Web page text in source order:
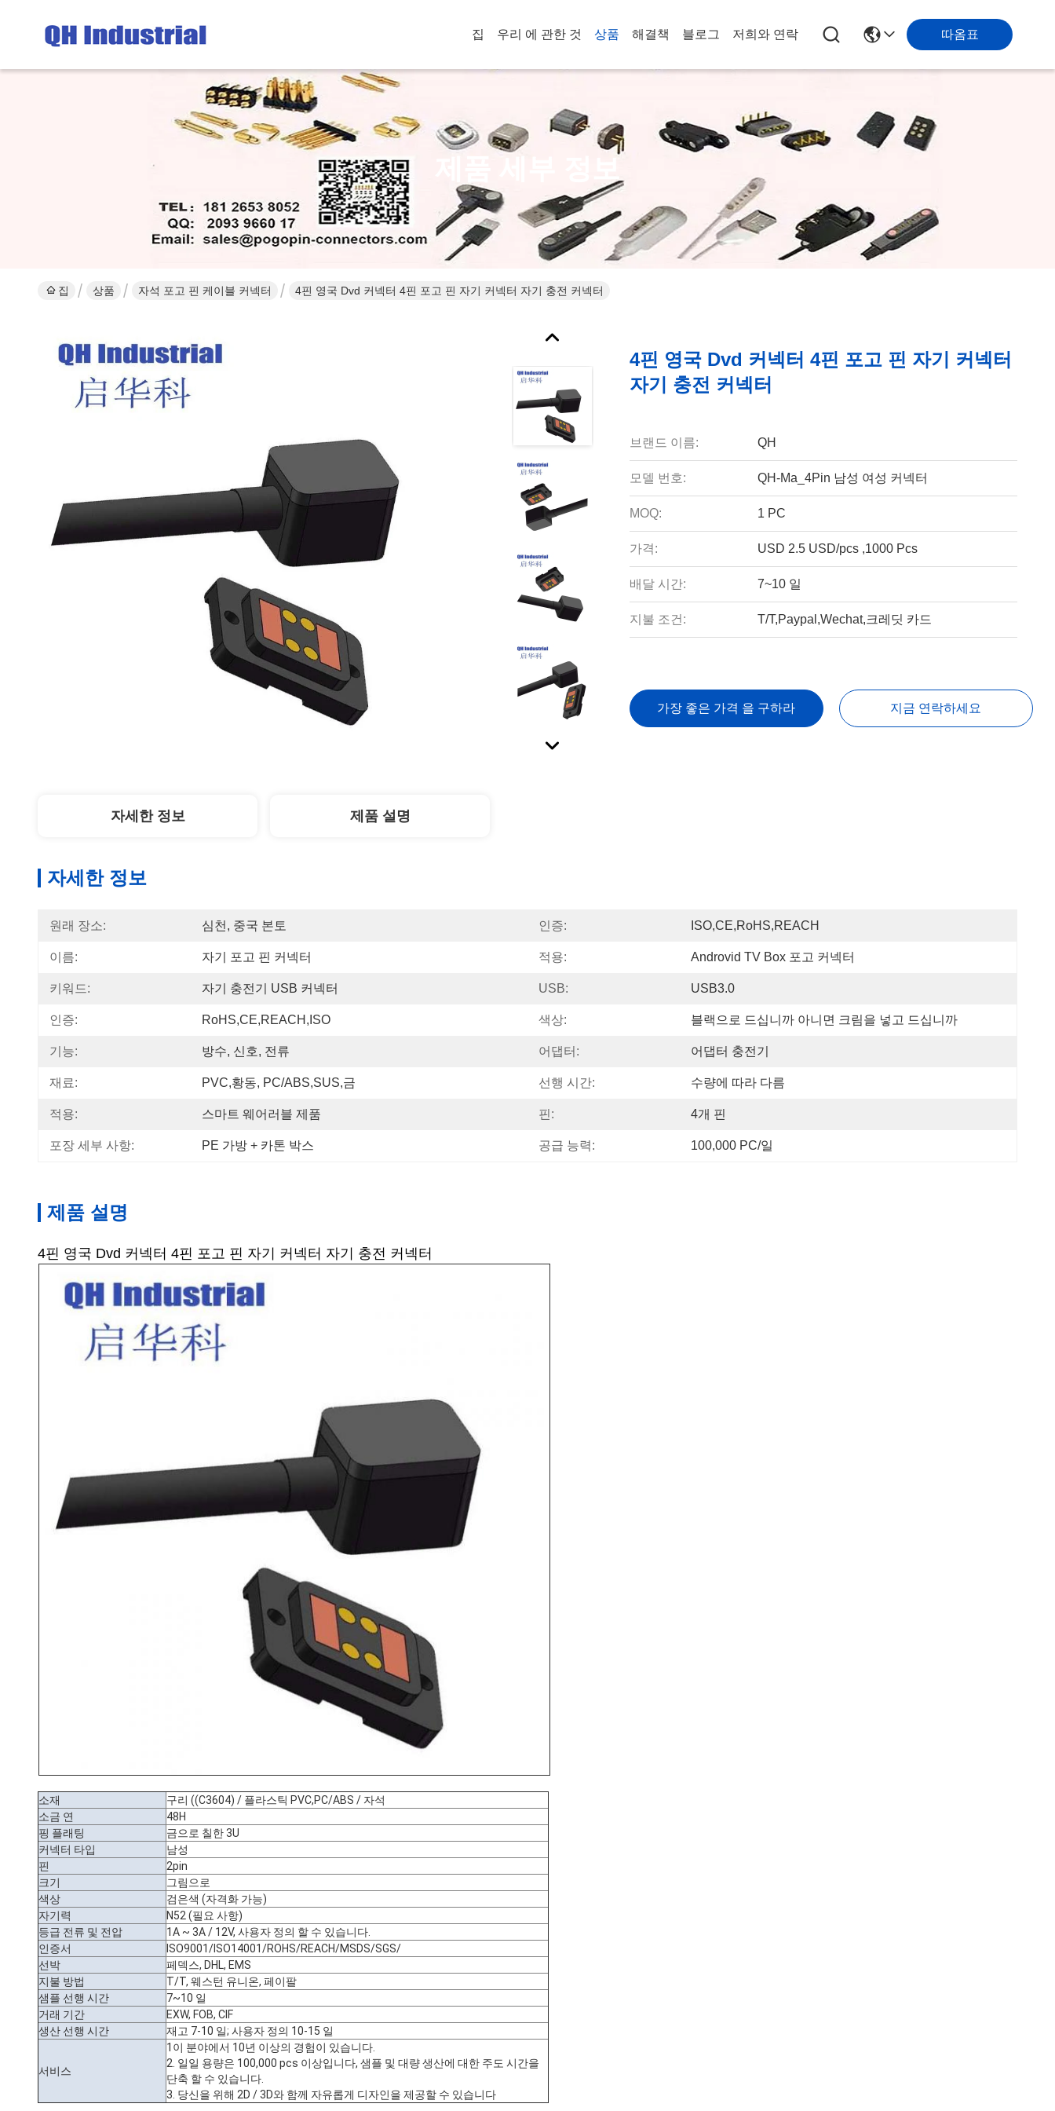
집 우리 에 관한 것 상품 해결책 블로그 저희와 연락 따옴표
집 상품 자석 포고 핀 케이블 커넥터 4핀 영국 Dvd 커넥터 4핀 포고 핀 자기 커넥터 자기 충전 커넥터
4핀 영국 Dvd 커넥터 4핀 포고 핀 자기 커넥터
자기 충전 커넥터
브랜드 이름: QH
모델 번호: QH-Ma_4Pin 남성 여성 커넥터
MOQ: 1 PC
가격: USD 2.5 USD/pcs ,1000 Pcs
배달 시간: 7~10 일
지불 조건: T/T,Paypal,Wechat,크레딧 카드
가장 좋은 가격 을 구하라 지금 연락하세요
자세한 정보 제품 설명
자세한 정보
원래 장소: 심천, 중국 본토 인증: ISO,CE,RoHS,REACH
이름: 자기 포고 핀 커넥터 적용: Androvid TV Box 포고 커넥터
키워드: 자기 충전기 USB 커넥터 USB: USB3.0
인증: RoHS,CE,REACH,ISO 색상: 블랙으로 드십니까 아니면 크림을 넣고 드십니까
기능: 방수, 신호, 전류 어댑터: 어댑터 충전기
재료: PVC,황동, PC/ABS,SUS,금 선행 시간: 수량에 따라 다름
적용: 스마트 웨어러블 제품 핀: 4개 핀
포장 세부 사항: PE 가방 + 카톤 박스 공급 능력: 100,000 PC/일
제품 설명
4핀 영국 Dvd 커넥터 4핀 포고 핀 자기 커넥터 자기 충전 커넥터
소재
구리 ((C3604) / 플라스틱 PVC,PC/ABS / 자석
소금 연
48H
핑 플래팅
금으로 칠한 3U
커넥터 타입
남성
핀
2pin
크기
그림으로
색상
검은색 (자격화 가능)
자기력
N52 (필요 사항)
등급 전류 및 전압
1A ~ 3A / 12V, 사용자 정의 할 수 있습니다.
인증서
ISO9001/ISO14001/ROHS/REACH/MSDS/SGS/
선박
페덱스, DHL, EMS
지불 방법
T/T, 웨스턴 유니온, 페이팔
샘플 선행 시간
7~10 일
거래 기간
EXW, FOB, CIF
생산 선행 시간
재고 7-10 일; 사용자 정의 10-15 일
서비스
1이 분야에서 10년 이상의 경험이 있습니다.
2. 일일 용량은 100,000 pcs 이상입니다, 샘플 및 대량 생산에 대한 주도 시간을
단축 할 수 있습니다.
3. 당신을 위해 2D / 3D와 함께 자유롭게 디자인을 제공할 수 있습니다